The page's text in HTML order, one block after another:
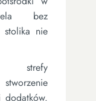
bez
stolika nie
strefy